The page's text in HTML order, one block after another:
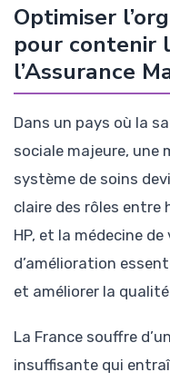
Optimiser
pour contenir
l’Assurance
Dans un pays où la
sociale majeure, une
système de soins
claire des rôles entre
HP, et la médecine
d’amélioration
et améliorer la
La France souffre
insuffisante qui